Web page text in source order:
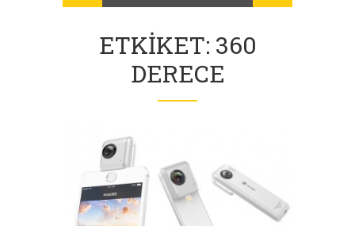
ETKIKET: 360
DERECE